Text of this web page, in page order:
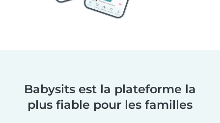
Babysits est la plateforme la
plus fiable pour les familles